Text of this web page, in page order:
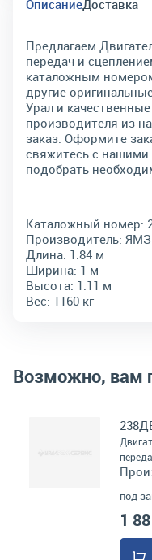
ОписаниеДоставка
Предлагаем
передач и
каталожным
другие
Урал и
производителя из
заказ. Оформите
свяжитесь с
подобрать
Каталожный номер:
Производитель: ЯМЗ
Длина: 1.84 м
Ширина: 1 м
Высота: 1.11 м
Вес: 1160 кг
Возможно, вам
под
1